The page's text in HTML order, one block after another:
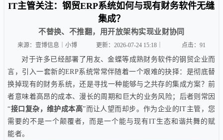
IT主管关注：钢贸ERP系统如何与现有财务软件无缝
集成？
不替换、不推翻，用开放架构实现业财协同
来源：壹博信息｜小博 更新：2026-07-24 15:18｜ 点击：91
对于许多已经部署了用友、金蝶等成熟财务软件的钢贸企业而
言，引入一套新的ERP系统常常伴随着一个艰难的抉择：是彻底替
换掉现有的财务系统，还是寻找一种能够与之共存的集成方案？前
者意味着高昂的成本、漫长的周期和巨大的业务风险；后者则常因
“接口复杂，维护成本高”而让人望而却步。作为企业的IT主管，您
需要的不是一个颠覆者，而是一个能与现有IT生态和谐共舞的赋
能者。